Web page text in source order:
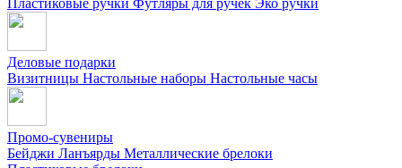
Пластиковые ручки Футляры для ручек Эко ручки
Деловые подарки
Визитницы Настольные наборы Настольные часы
Промо-сувениры
Бейджи Ланъярды Металлические брелоки